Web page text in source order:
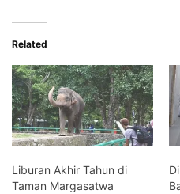
Related
Liburan Akhir Tahun di
Taman Margasatwa